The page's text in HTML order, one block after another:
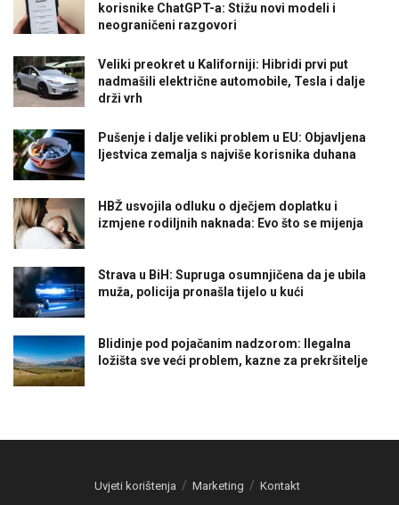
korisnike ChatGPT-a: Stižu novi modeli i
neograničeni razgovori
Veliki preokret u Kaliforniji: Hibridi prvi put
nadmašili električne automobile, Tesla i dalje
drži vrh
Pušenje i dalje veliki problem u EU: Objavljena
ljestvica zemalja s najviše korisnika duhana
HBŽ usvojila odluku o dječjem doplatku i
izmjene rodiljnih naknada: Evo što se mijenja
Strava u BiH: Supruga osumnjičena da je ubila
muža, policija pronašla tijelo u kući
Blidinje pod pojačanim nadzorom: Ilegalna
ložišta sve veći problem, kazne za prekršitelje
Uvjeti korištenja Marketing Kontakt